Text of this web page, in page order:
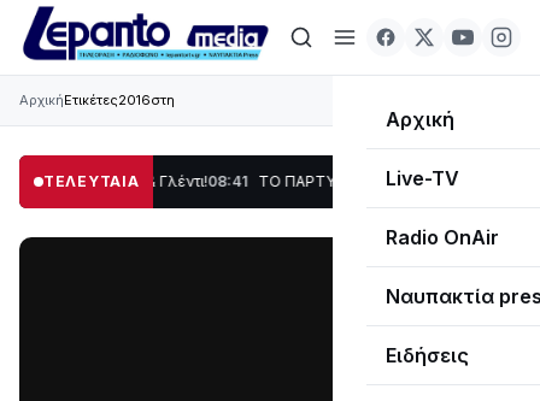
Αρχική
Live-TV
Radio OnAir
Ναυπακτία
Ειδήσεις
ΑρχικήΕτικέτες2016στη
ΤΕΛΕΥΤΑΙΑ
& Γλέντι!08:41 ΤΟ ΠΑΡΤΥ ΣΥΝΕΧΙΖΕΤΑΙ… 19:47 Στο σκοτάδι